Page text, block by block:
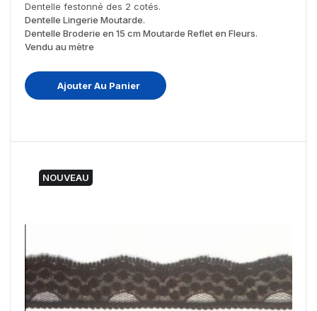
Dentelle festonné des 2 cotés.
Dentelle Lingerie Moutarde.
Dentelle Broderie en 15 cm Moutarde Reflet en Fleurs.
Vendu au mètre
Ajouter Au Panier
NOUVEAU